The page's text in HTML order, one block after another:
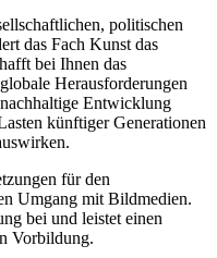
politischen
das Fach Kunst das
bei Ihnen das
Herausforderungen
Entwicklung
künftiger Generationen
für den
Umgang mit Bildmedien.
bei und leistet einen
Vorbildung.